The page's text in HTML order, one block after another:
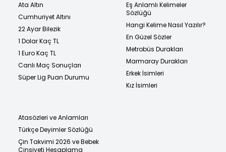
Ata Altın
Cumhuriyet Altını
22 Ayar Bilezik
1 Dolar Kaç TL
1 Euro Kaç TL
Canlı Maç Sonuçları
Süper Lig Puan Durumu
Eş Anlamlı Kelimeler
Sözlüğü
Hangi Kelime Nasıl Yazılır?
En Güzel Sözler
Metrobüs Durakları
Marmaray Durakları
Erkek İsimleri
Kız İsimleri
Atasözleri ve Anlamları
Türkçe Deyimler Sözlüğü
Çin Takvimi 2026 ve Bebek
Cinsiyeti Hesaplama